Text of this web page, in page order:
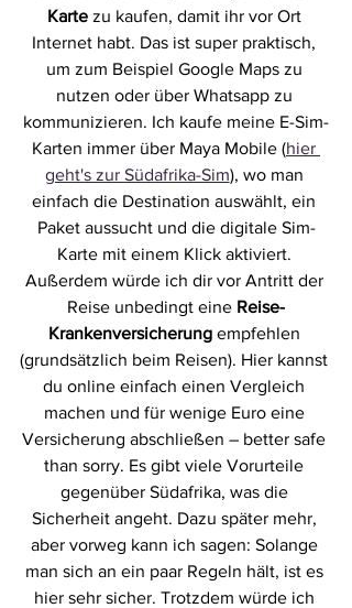
Karte zu kaufen, damit ihr vor Ort
Internet habt. Das ist super praktisch,
um zum Beispiel Google Maps zu
nutzen oder über Whatsapp zu
kommunizieren. Ich kaufe meine E-Sim-
Karten immer über Maya Mobile (hier
geht's zur Südafrika-Sim), wo man
einfach die Destination auswählt, ein
Paket aussucht und die digitale Sim-
Karte mit einem Klick aktiviert.
Außerdem würde ich dir vor Antritt der
Reise unbedingt eine Reise-
Krankenversicherung empfehlen
(grundsätzlich beim Reisen). Hier kannst
du online einfach einen Vergleich
machen und für wenige Euro eine
Versicherung abschließen – better safe
than sorry. Es gibt viele Vorurteile
gegenüber Südafrika, was die
Sicherheit angeht. Dazu später mehr,
aber vorweg kann ich sagen: Solange
man sich an ein paar Regeln hält, ist es
hier sehr sicher. Trotzdem würde ich